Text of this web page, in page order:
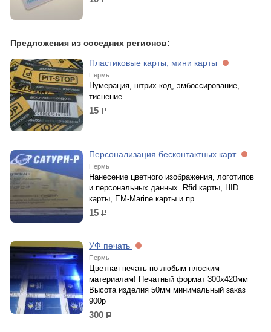
Предложения из соседних регионов:
Пластиковые карты, мини карты
Пермь
Нумерация, штрих-код, эмбоссирование,
тиснение
15 р.
Персонализация бесконтактных карт
Пермь
Нанесение цветного изображения, логотипов
и персональных данных. Rfid карты, HID
карты, EM-Marine карты и пр.
15 р.
УФ печать
Пермь
Цветная печать по любым плоским
материалам! Печатный формат 300х420мм
Высота изделия 50мм минимальный заказ
900р
300 р.